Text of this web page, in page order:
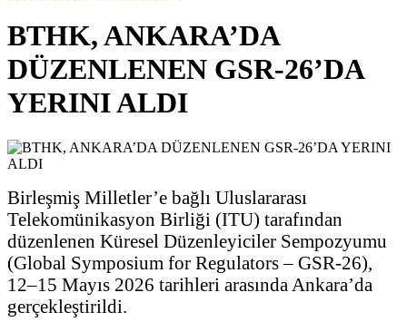
BTHK, ANKARA’DA
DÜZENLENEN GSR-26’DA
YERINI ALDI
Birleşmiş Milletler’e bağlı Uluslararası
Telekomünikasyon Birliği (ITU) tarafından
düzenlenen Küresel Düzenleyiciler Sempozyumu
(Global Symposium for Regulators – GSR-26),
12–15 Mayıs 2026 tarihleri arasında Ankara’da
gerçekleştirildi.